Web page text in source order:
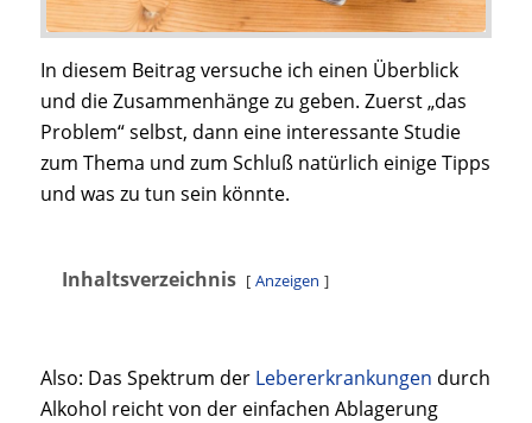
In diesem Beitrag versuche ich einen Überblick
und die Zusammenhänge zu geben. Zuerst „das
Problem“ selbst, dann eine interessante Studie
zum Thema und zum Schluß natürlich einige Tipps
und was zu tun sein könnte.
Inhaltsverzeichnis Anzeigen
Also: Das Spektrum der Lebererkrankungen durch
Alkohol reicht von der einfachen Ablagerung